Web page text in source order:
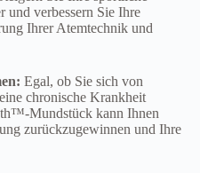
und verbessern Sie Ihre
Ihrer Atemtechnik und
Egal, ob Sie sich von
chronische Krankheit
Mundstück kann Ihnen
zurückzugewinnen und Ihre